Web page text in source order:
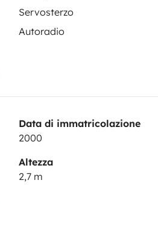
Servosterzo
Autoradio
Data di immatricolazione
2000
Altezza
2,7 m